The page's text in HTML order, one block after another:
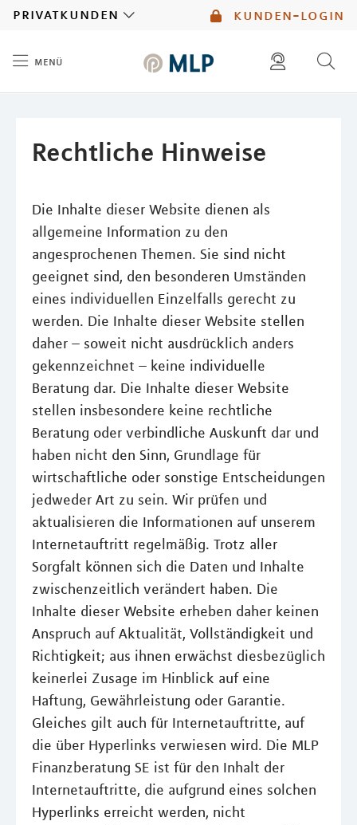
kunden-login
privatkunden
menü
Rechtliche Hinweise
Die Inhalte dieser Website dienen als
allgemeine Information zu den
angesprochenen Themen. Sie sind nicht
geeignet sind, den besonderen Umständen
eines individuellen Einzelfalls gerecht zu
werden. Die Inhalte dieser Website stellen
daher – soweit nicht ausdrücklich anders
gekennzeichnet – keine individuelle
Beratung dar. Die Inhalte dieser Website
stellen insbesondere keine rechtliche
Beratung oder verbindliche Auskunft dar und
haben nicht den Sinn, Grundlage für
wirtschaftliche oder sonstige Entscheidungen
jedweder Art zu sein. Wir prüfen und
aktualisieren die Informationen auf unserem
Internetauftritt regelmäßig. Trotz aller
Sorgfalt können sich die Daten und Inhalte
zwischenzeitlich verändert haben. Die
Inhalte dieser Website erheben daher keinen
Anspruch auf Aktualität, Vollständigkeit und
Richtigkeit; aus ihnen erwächst diesbezüglich
keinerlei Zusage im Hinblick auf eine
Haftung, Gewährleistung oder Garantie.
Gleiches gilt auch für Internetauftritte, auf
die über Hyperlinks verwiesen wird. Die MLP
Finanzberatung SE ist für den Inhalt der
Internetauftritte, die aufgrund eines solchen
Hyperlinks erreicht werden, nicht